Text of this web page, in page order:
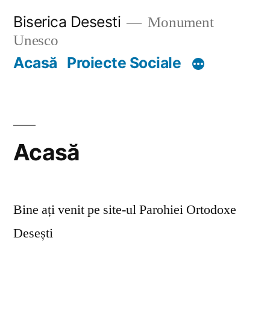
content
Biserica Desesti
Monument
Unesco
Acasă Proiecte Sociale
Acasă
Bine ați venit pe site-ul Parohiei Ortodoxe
Desești